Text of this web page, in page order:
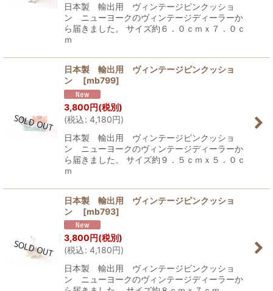
日本製 輸出用 ヴィンテージピンクッショ
ン ニューヨークのヴィンテージディーラーか
ら届きました。 サイズ約６．０ｃｍｘ７．０ｃ
ｍ
日本製 輸出用 ヴィンテージピンクッショ
ン
[mb799]
3,800円(税別)
(税込: 4,180円)
日本製 輸出用 ヴィンテージピンクッショ
ン ニューヨークのヴィンテージディーラーか
ら届きました。 サイズ約９．５ｃｍｘ５．０ｃ
ｍ
日本製 輸出用 ヴィンテージピンクッショ
ン
[mb793]
3,800円(税別)
(税込: 4,180円)
日本製 輸出用 ヴィンテージピンクッショ
ン ニューヨークのヴィンテージディーラーか